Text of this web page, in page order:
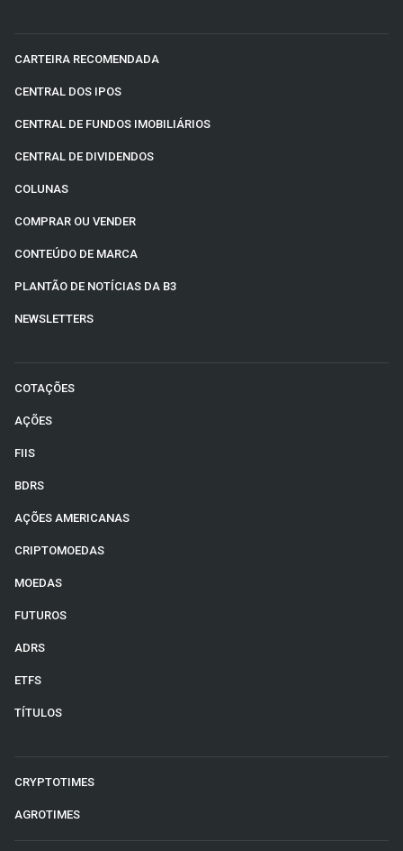
CARTEIRA RECOMENDADA
CENTRAL DOS IPOS
CENTRAL DE FUNDOS IMOBILIÁRIOS
CENTRAL DE DIVIDENDOS
COLUNAS
COMPRAR OU VENDER
CONTEÚDO DE MARCA
PLANTÃO DE NOTÍCIAS DA B3
NEWSLETTERS
COTAÇÕES
AÇÕES
FIIS
BDRS
AÇÕES AMERICANAS
CRIPTOMOEDAS
MOEDAS
FUTUROS
ADRS
ETFS
TÍTULOS
CRYPTOTIMES
AGROTIMES